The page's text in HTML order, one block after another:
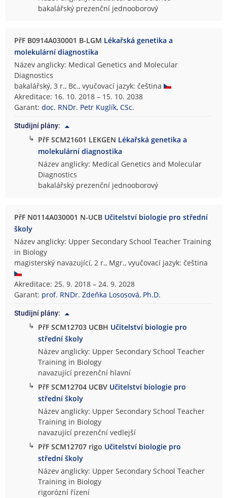
bakalářský prezenční jednooborový
PřF B0914A030001 B-LGM Lékařská genetika a
molekulární diagnostika
Název anglicky: Medical Genetics and Molecular
Diagnostics
bakalářský, 3 r., Bc., vyučovací jazyk: čeština
Akreditace: 16. 10. 2018 – 15. 10. 2038
Garant:doc. RNDr. Petr Kuglík, CSc.
Studijní plány:
↳ PřF SCM21601 LEKGEN Lékařská genetika a
molekulární diagnostika
Název anglicky: Medical Genetics and Molecular
Diagnostics
bakalářský prezenční jednooborový
PřF N0114A030001 N-UCB Učitelství biologie pro střední
školy
Název anglicky: Upper Secondary School Teacher Training
in Biology
magisterský navazující, 2 r., Mgr., vyučovací jazyk: čeština
Akreditace: 25. 9. 2018 – 24. 9. 2028
Garant: prof. RNDr. Zdeňka Lososová, Ph.D.
Studijní plány:
↳ PřF SCM12703 UCBH Učitelství biologie pro
střední školy
Název anglicky: Upper Secondary School Teacher
Training in Biology
navazující prezenční hlavní
↳ PřF SCM12704 UCBV Učitelství biologie pro
střední školy
Název anglicky: Upper Secondary School Teacher
Training in Biology
navazující prezenční vedlejší
↳ PřF SCM12707 rigo Učitelství biologie pro
střední školy
Název anglicky: Upper Secondary School Teacher
Training in Biology
rigorózní řízení